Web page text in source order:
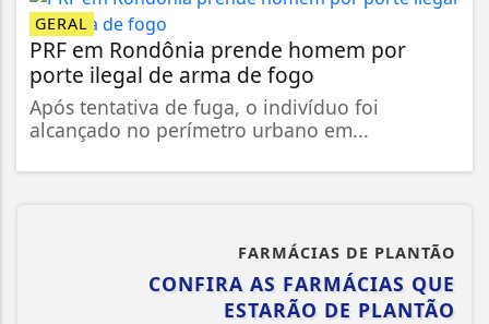
GERAL
PRF em Rondônia prende homem por
porte ilegal de arma de fogo
Após tentativa de fuga, o indivíduo foi
alcançado no perímetro urbano em...
FARMÁCIAS DE PLANTÃO
CONFIRA AS FARMÁCIAS QUE
ESTARÃO DE PLANTÃO